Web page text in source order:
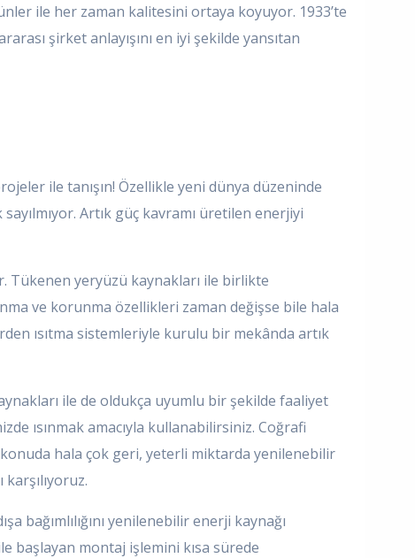
ile her zaman kalitesini ortaya koyuyor. 1933’te
şirket anlayışını en iyi şekilde yansıtan
ile tanışın! Özellikle yeni dünya düzeninde
Artık güç kavramı üretilen enerjiyi
Tükenen yeryüzü kaynakları ile birlikte
ve korunma özellikleri zaman değişse bile hala
ısıtma sistemleriyle kurulu bir mekânda artık
ile de oldukça uyumlu bir şekilde faaliyet
ısınmak amacıyla kullanabilirsiniz. Coğrafi
hala çok geri, yeterli miktarda yenilenebilir
karşılıyoruz.
yenilenebilir enerji kaynağı
başlayan montaj işlemini kısa sürede